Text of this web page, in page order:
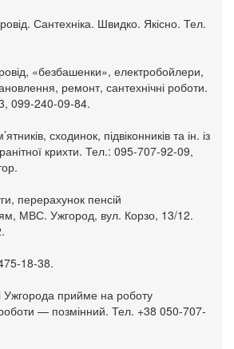
Сантехніка. Швидко. Якісно. Тел.
«безбашенки», електробойлери,
ремонт, сантехнічні роботи.
099-240-09-84.
сходинок, підвіконників та ін. із
крихти. Тел.: 095-707-92-09,
перерахунок пенсій
МВС. Ужгород, вул. Корзо, 13/12.
18-38.
Ужгорода прийме на роботу
роботи — позмінний. Тел. +38 050-707-